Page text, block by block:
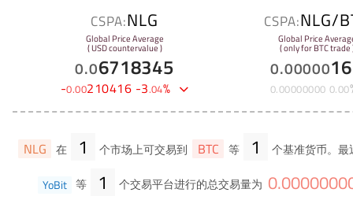
CSPA:NLG
Global Price Average
( USD countervalue )
0.06718345
-0.00210416 -3.04%
CSPA:NLG/
Global Price
( only for BTC trade
0.00000
0.00000000 0.00
NLG 在 1 个市场上可交易到 BTC 等 1 个基准货币。
YoBit 等 1 个交易平台进行的总交易量为 0.